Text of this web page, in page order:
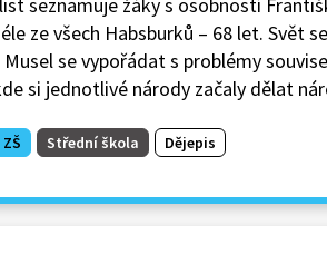
ze všech Habsburků – 68 let. Svět
se vypořádat s problémy
si jednotlivé národy začaly dělat
Střední škola Dějepis